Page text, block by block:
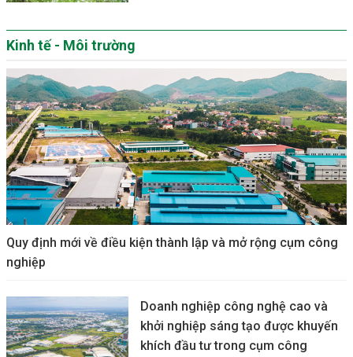
Kinh tế - Môi trường
Quy định mới về điều kiện thành lập và mở rộng cụm công
nghiệp
Doanh nghiệp công nghệ cao và
khởi nghiệp sáng tạo được khuyến
khích đầu tư trong cụm công